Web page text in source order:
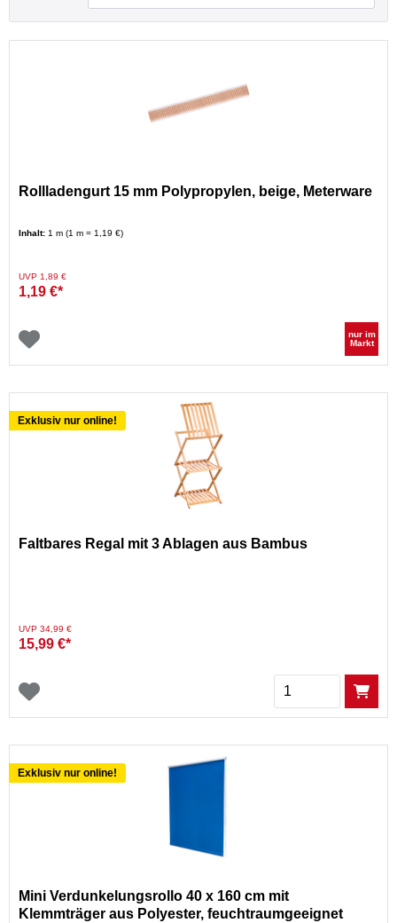
Rollladengurt 15 mm Polypropylen, beige, Meterware
Inhalt: 1 m (1 m = 1,19 €)
Preis reduziert von
UVP 1,89 €auf
1,19 €*
nur im
Markt
Exklusiv nur online!
Faltbares Regal mit 3 Ablagen aus Bambus
Preis reduziert von
UVP 34,99 €auf
15,99 €*
Menge
Exklusiv nur online!
Mini Verdunkelungsrollo 40 x 160 cm mit
Klemmträger aus Polyester, feuchtraumgeeignet